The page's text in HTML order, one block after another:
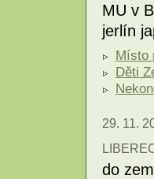
MU v
jerlín
Místo
Děti
29. 11.
do